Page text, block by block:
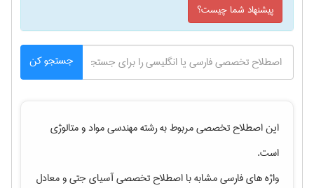
پیشنهاد شما چیست؟
جستجو کن
این اصطلاح تخصصی مربوط به رشتهمهندسی مواد و متالوژی
است.
واژه های فارسی مشابه با اصطلاح تخصصیآسیای جتیو معادل